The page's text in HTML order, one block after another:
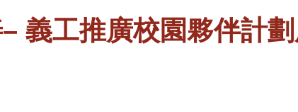
義工推廣校園夥伴計劃